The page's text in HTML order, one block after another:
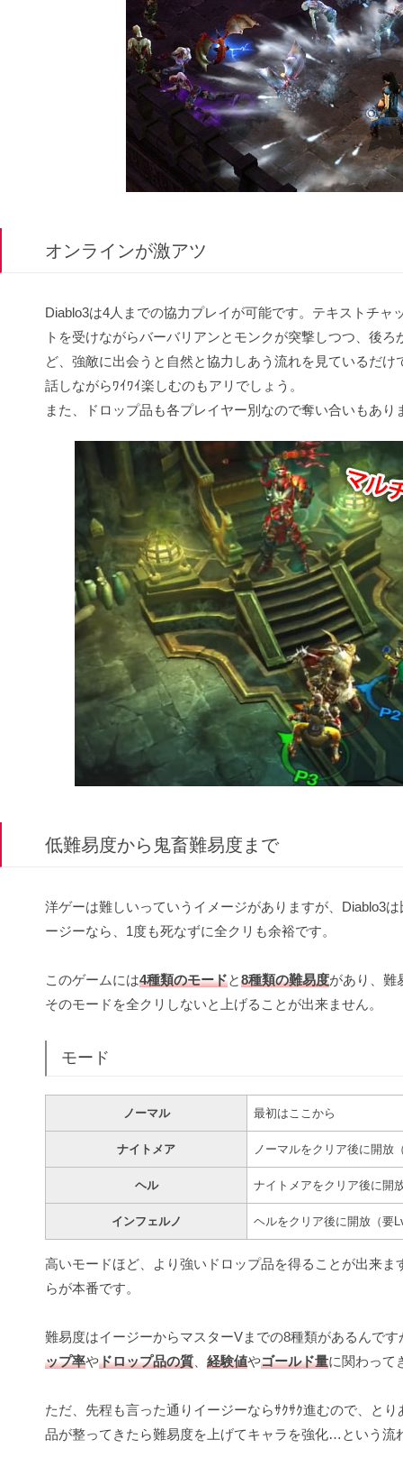
オンラインが激アツ
Diablo3は4人までの協力プレイが可能です。テキストチャ
トを受けながらバーバリアンとモンクが突撃しつつ、後
ど、強敵に出会うと自然と協力しあう流れを見ているだ
話しながらﾜｲﾜｲ楽しむのもアリでしょう。
また、ドロップ品も各プレイヤー別なので奪い合いもあり
低難易度から鬼畜難易度まで
洋ゲーは難しいっていうイメージがありますが、Diablo3
ージーなら、1度も死なずに全クリも余裕です。
このゲームには4種類のモードと8種類の難易度があり、難
そのモードを全クリしないと上げることが出来ません。
モード
ノーマル 最初はここから
ナイトメア ノーマルをクリア後に開放
ヘル ナイトメアをクリア後に開
インフェルノ ヘルをクリア後に開放（要
高いモードほど、より強いドロップ品を得ることが出来
らが本番です。
難易度はイージーからマスターVまでの8種類があるんで
ップ率やドロップ品の質 経験値やゴールド量に関わって
ただ、先程も言った通りイージーならｻｸｻｸ進むので、と
品が整ってきたら難易度を上げてキャラを強化…という流